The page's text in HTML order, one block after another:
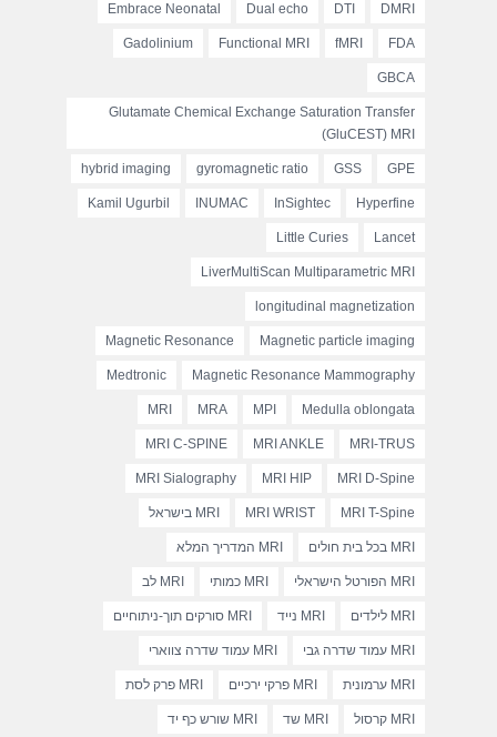
DMRI
DTI
Dual echo
Embrace Neonatal
FDA
fMRI
Functional MRI
Gadolinium
GBCA
Glutamate Chemical Exchange Saturation Transfer
(GluCEST) MRI
GPE
GSS
gyromagnetic ratio
hybrid imaging
Hyperfine
InSightec
INUMAC
Kamil Ugurbil
Lancet
Little Curies
LiverMultiScan Multiparametric MRI
longitudinal magnetization
Magnetic particle imaging
Magnetic Resonance
Magnetic Resonance Mammography
Medtronic
Medulla oblongata
MPI
MRA
MRI
MRI-TRUS
MRI ANKLE
MRI C-SPINE
MRI D-Spine
MRI HIP
MRI Sialography
MRI T-Spine
MRI WRIST MRI בישראל
MRI בכל בית חולים MRI המדריך המלא
MRI הפורטל הישראלי MRI כמותי MRI לב
MRI לילדים MRI נייד MRI סורקים תוך-ניתוחיים
MRI עמוד שדרה גבי MRI עמוד שדרה צווארי
MRI ערמונית MRI פרקי ירכיים MRI פרק לסת
MRI קרסול MRI שד MRI שורש כף יד